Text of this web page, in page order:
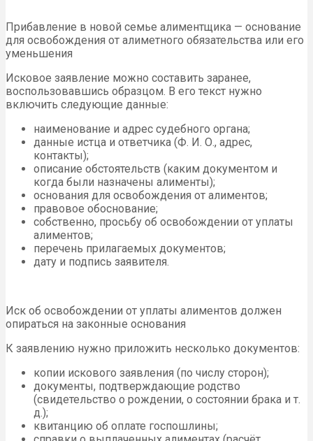
Прибавление в новой семье алиментщика — основание
для освобождения от алиметного обязательства или его
уменьшения
Исковое заявление можно составить заранее,
воспользовавшись образцом. В его текст нужно
включить следующие данные:
наименование и адрес судебного органа;
данные истца и ответчика (Ф. И. О., адрес,
контакты);
описание обстоятельств (каким документом и
когда были назначены алименты);
основания для освобождения от алиментов;
правовое обоснование;
собственно, просьбу об освобождении от уплаты
алиментов;
перечень прилагаемых документов;
дату и подпись заявителя.
Иск об освобождении от уплаты алиментов должен
опираться на законные основания
К заявлению нужно приложить несколько документов:
копии искового заявления (по числу сторон);
документы, подтверждающие родство
(свидетельство о рождении, о состоянии брака и т.
д.);
квитанцию об оплате госпошлины;